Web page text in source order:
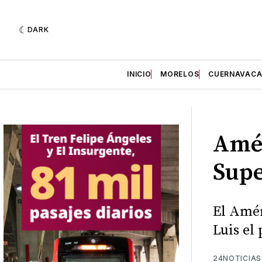
DARK
INICIO MORELOS CUERNAVACA
El
Luis el
24NOTICIAS